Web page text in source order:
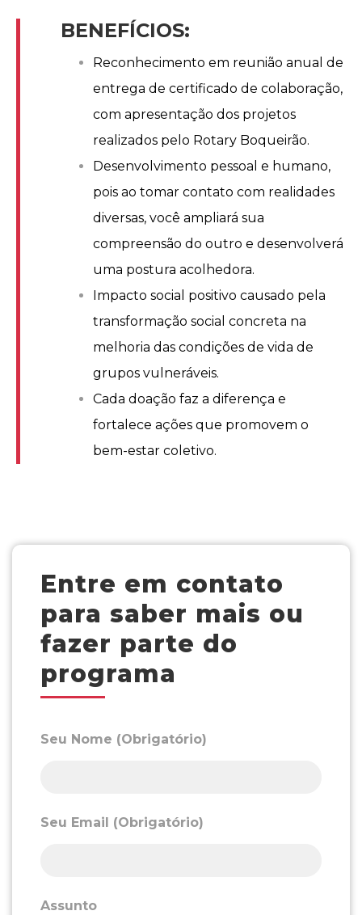
BENEFÍCIOS:
Reconhecimento em reunião anual de
entrega de certificado de colaboração,
com apresentação dos projetos
realizados pelo Rotary Boqueirão.
Desenvolvimento pessoal e humano,
pois ao tomar contato com realidades
diversas, você ampliará sua
compreensão do outro e desenvolverá
uma postura acolhedora.
Impacto social positivo causado pela
transformação social concreta na
melhoria das condições de vida de
grupos vulneráveis.
Cada doação faz a diferença e
fortalece ações que promovem o
bem-estar coletivo.
Entre em contato
para saber mais ou
fazer parte do
programa
Seu Nome (Obrigatório)
Seu Email (Obrigatório)
Assunto